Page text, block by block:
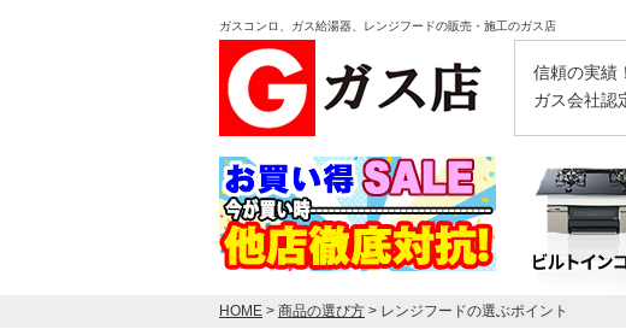
ガスコンロ、ガス給湯器、レンジフードの販売・施工のガス店
信頼の実績
ガス会社認
HOME > 商品の選び方 > レンジフードの選ぶポイント